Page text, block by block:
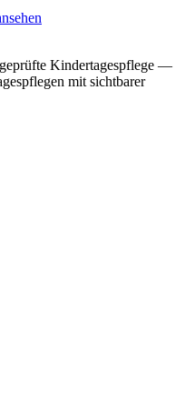
Kindertagespflege —
mit sichtbarer